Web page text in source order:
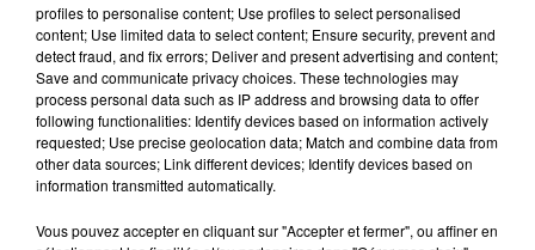
Destination Vacances : inscrivez-
vous !
profiles to personalise content; Use profiles to select personalised
content; Use limited data to select content; Ensure security, prevent and
detect fraud, and fix errors; Deliver and present advertising and content;
Save and communicate privacy choices. These technologies may
process personal data such as IP address and browsing data to offer
following functionalities: Identify devices based on information actively
requested; Use precise geolocation data; Match and combine data from
other data sources; Link different devices; Identify devices based on
information transmitted automatically.
Vous pouvez accepter en cliquant sur "Accepter et fermer", ou affiner en